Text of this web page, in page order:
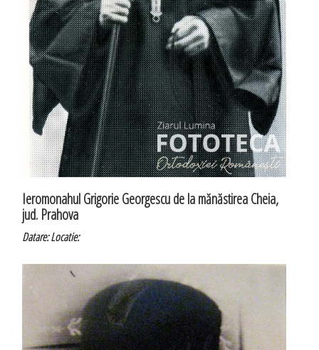
Ieromonahul Grigorie Georgescu de la mănăstirea Cheia,
jud. Prahova
Datare:Locatie: